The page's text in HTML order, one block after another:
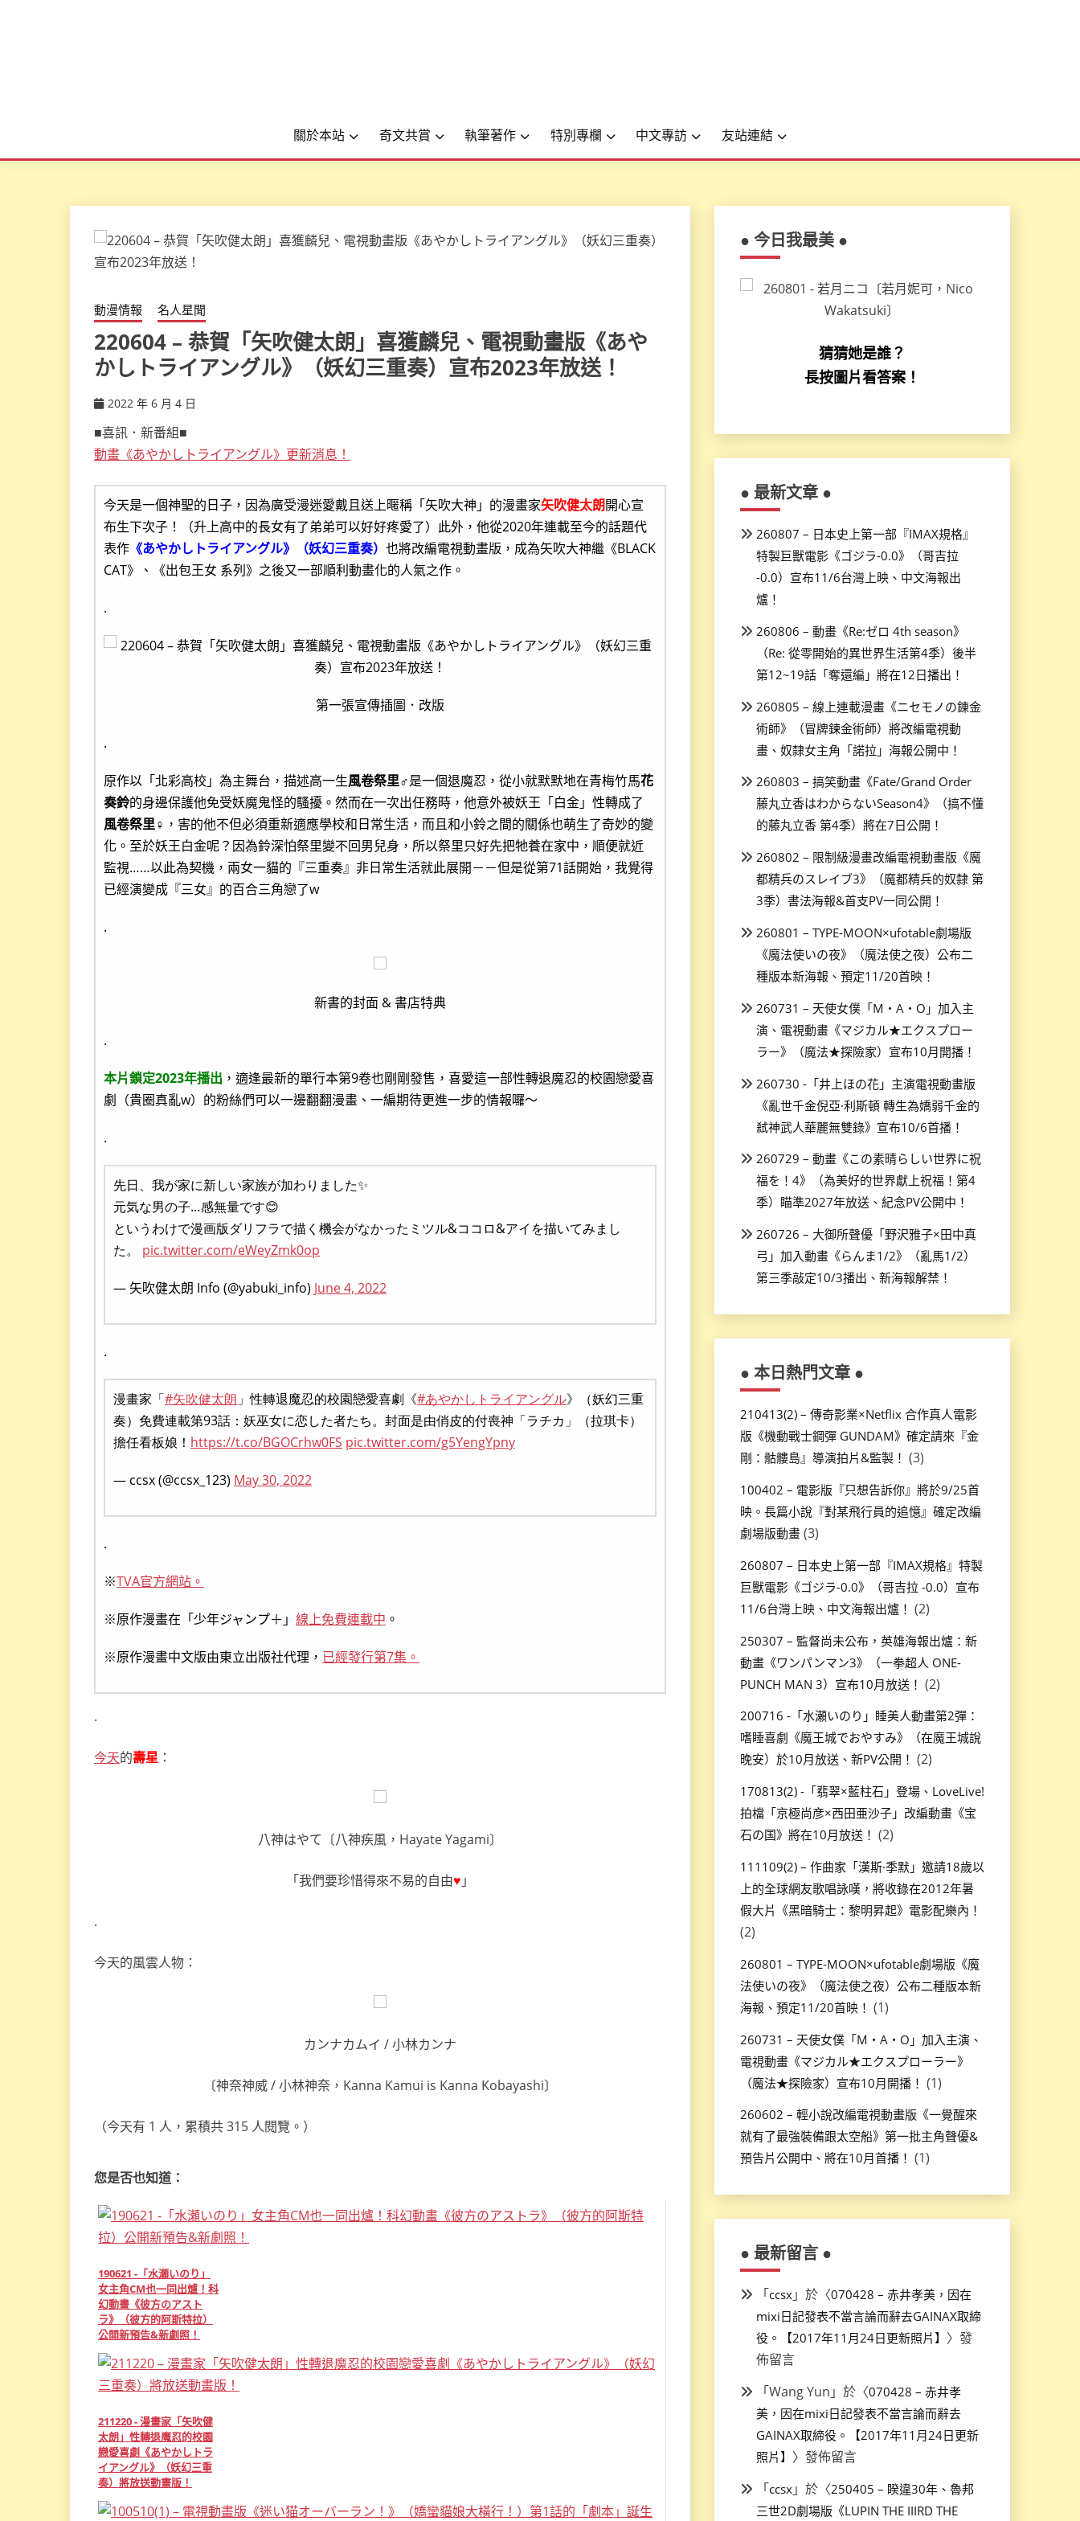
關於本站 奇文共賞 執筆著作 特別專欄 中文專訪 友站連結
動漫情報 名人星聞
220604 – 恭賀「矢吹健太朗」喜獲麟兒、電視動畫版《あや
かしトライアングル》（妖幻三重奏）宣布2023年放送！
2022 年 6 月 4 日
■喜訊．新番組■
動畫《あやかしトライアングル》更新消息！
今天是一個神聖的日子，因為廣受漫迷愛戴且送上暱稱「矢吹大神」的漫畫家矢吹健太朗開心宣
布生下次子！（升上高中的長女有了弟弟可以好好疼愛了）此外，他從2020年連載至今的話題代
表作 《あやかしトライアングル》（妖幻三重奏） 也將改編電視動畫版，成為矢吹大神繼《BLACK
CAT》、《出包王女 系列》之後又一部順利動畫化的人氣之作。
.
第一張宣傳插圖．改版
.
原作以「北彩高校」為主舞台，描述高一生風卷祭里♂是一個退魔忍，從小就默默地在青梅竹馬花
奏鈴的身邊保護他免受妖魔鬼怪的騷擾。然而在一次出任務時，他意外被妖王「白金」性轉成了
風卷祭里♀ ，害的他不但必須重新適應學校和日常生活，而且和小鈴之間的關係也萌生了奇妙的變
化。至於妖王白金呢？因為鈴深怕祭里變不回男兒身，所以祭里只好先把牠養在家中，順便就近
監視……以此為契機，兩女一貓的『三重奏』非日常生活就此展開－－但是從第71話開始，我覺得
已經演變成『三女』的百合三角戀了w
.
新書的封面 & 書店特典
.
本片鎖定2023年播出 ，適逢最新的單行本第9卷也剛剛發售，喜愛這一部性轉退魔忍的校園戀愛喜
劇（貴圈真亂w）的粉絲們可以一邊翻翻漫畫、一編期待更進一步的情報囉～
.
先日、我が家に新しい家族が加わりました✨
元気な男の子…感無量です😊
というわけで漫画版ダリフラで描く機会がなかったミツル&ココロ&アイを描いてみまし
た。 pic.twitter.com/eWeyZmk0op
— 矢吹健太朗 Info (@yabuki_info) June 4, 2022
.
漫畫家「#矢吹健太朗 」性轉退魔忍的校園戀愛喜劇《#あやかしトライアングル》（妖幻三重
奏）免費連載第93話：妖巫女に恋した者たち。封面是由俏皮的付喪神「ラチカ」（拉琪卡）
擔任看板娘！ https://t.co/BGOCrhw0FS pic.twitter.com/g5YengYpny
— ccsx (@ccsx_123) May 30, 2022
.
※TVA官方網站。
※原作漫畫在「少年ジャンプ＋」 線上免費連載中 。
※原作漫畫中文版由東立出版社代理， 已經發行第7集。
.
今天的壽星 ：
八神はやて〔八神疾風，Hayate Yagami〕
「我們要珍惜得來不易的自由♥ 」
.
今天的風雲人物：
カンナカムイ / 小林カンナ
〔神奈神威 / 小林神奈，Kanna Kamui is Kanna Kobayashi〕
（今天有 1 人，累積共 315 人閱覽。）
您是否也知道：
190621 -「水瀬いのり」
女主角CM也一同出爐！科
幻動畫《彼方のアスト
ラ》（彼方的阿斯特拉）
公開新預告&新劇照！
211220 - 漫畫家「矢吹健
太朗」性轉退魔忍的校園
戀愛喜劇《あやかしトラ
イアングル》（妖幻三重
奏）將放送動畫版！
● 今日我最美 ●
猜猜她是誰？
長按圖片看答案！
● 最新文章 ●
260807 – 日本史上第一部『IMAX規格』
特製巨獸電影《ゴジラ-0.0》（哥吉拉
-0.0）宣布11/6台灣上映、中文海報出
爐！
260806 – 動畫《Re:ゼロ 4th season》
（Re: 從零開始的異世界生活第4季）後半
第12~19話「奪還編」將在12日播出！
260805 – 線上連載漫畫《ニセモノの錬金
術師》（冒牌鍊金術師）將改編電視動
畫、奴隸女主角「諾拉」海報公開中！
260803 – 搞笑動畫《Fate/Grand Order
藤丸立香はわからないSeason4》（搞不懂
的藤丸立香 第4季）將在7日公開！
260802 – 限制級漫畫改編電視動畫版《魔
都精兵のスレイブ3》（魔都精兵的奴隸 第
3季）書法海報&首支PV一同公開！
260801 – TYPE-MOON×ufotable劇場版
《魔法使いの夜》（魔法使之夜）公布二
種版本新海報、預定11/20首映！
260731 – 天使女僕「M・A・O」加入主
演、電視動畫《マジカル★エクスプロー
ラー》（魔法★探險家）宣布10月開播！
260730 -「井上ほの花」主演電視動畫版
《亂世千金倪亞·利斯頓 轉生為嬌弱千金的
弒神武人華麗無雙錄》宣布10/6首播！
260729 – 動畫《この素晴らしい世界に祝
福を！4》（為美好的世界獻上祝福！第4
季）瞄準2027年放送、紀念PV公開中！
260726 – 大御所聲優「野沢雅子×田中真
弓」加入動畫《らんま1/2》（亂馬1/2）
第三季敲定10/3播出、新海報解禁！
● 本日熱門文章 ●
210413(2) – 傳奇影業×Netflix 合作真人電影
版《機動戰士鋼彈 GUNDAM》確定請來『金
剛：骷髏島』導演拍片&監製！ (3)
100402 – 電影版『只想告訴你』將於9/25首
映。長篇小說『對某飛行員的追憶』確定改編
劇場版動畫 (3)
260807 – 日本史上第一部『IMAX規格』特製
巨獸電影《ゴジラ-0.0》（哥吉拉 -0.0）宣布
11/6台灣上映、中文海報出爐！ (2)
250307 – 監督尚未公布，英雄海報出爐：新
動畫《ワンパンマン3》（一拳超人 ONE-
PUNCH MAN 3）宣布10月放送！ (2)
200716 -「水瀬いのり」睡美人動畫第2彈：
嗜睡喜劇《魔王城でおやすみ》（在魔王城說
晚安）於10月放送、新PV公開！ (2)
170813(2) -「翡翠×藍柱石」登場、LoveLive!
拍檔「京極尚彦×西田亜沙子」改編動畫《宝
石の国》將在10月放送！ (2)
111109(2) – 作曲家「漢斯·季默」邀請18歲以
上的全球網友歌唱詠嘆，將收錄在2012年暑
假大片《黑暗騎士：黎明昇起》電影配樂內！
(2)
260801 – TYPE-MOON×ufotable劇場版《魔
法使いの夜》（魔法使之夜）公布二種版本新
海報、預定11/20首映！ (1)
260731 – 天使女僕「M・A・O」加入主演、
電視動畫《マジカル★エクスプローラー》
（魔法★探險家）宣布10月開播！ (1)
260602 – 輕小說改編電視動畫版《一覺醒來
就有了最強裝備跟太空船》第一批主角聲優&
預告片公開中、將在10月首播！ (1)
● 最新留言 ●
「ccsx」於〈070428 – 赤井孝美，因在
mixi日記發表不當言論而辭去GAINAX取締
役。【2017年11月24日更新照片】 〉發
佈留言
「Wang Yun 」於〈070428 – 赤井孝
美，因在mixi日記發表不當言論而辭去
GAINAX取締役。【2017年11月24日更新
照片】 〉發佈留言
「ccsx」於〈250405 – 睽違30年、魯邦
三世2D劇場版《LUPIN THE IIIRD THE